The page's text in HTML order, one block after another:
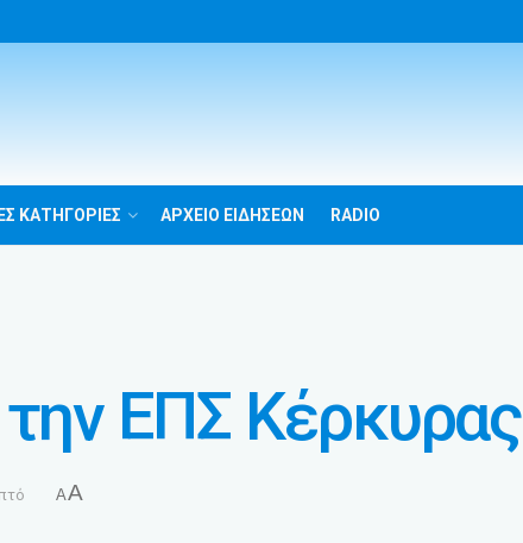
ΚΑΤΗΓΟΡΙΕΣ ΑΡΧΕΙΟ ΕΙΔΗΣΕΩΝ RADIO
ΕΠΣ Κέρκυρας
AA